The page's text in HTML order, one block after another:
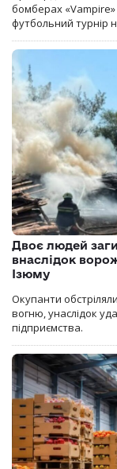
бомберах «Vampire»
футбольний турнір
Двоє людей
внаслідок
Ізюму
Окупанти
вогню, унаслідок
підприємства.